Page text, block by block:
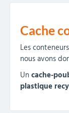
Clous
balises
Armoires
Tables
Poteaux
Structures
Cache
Les
nous avons
Un cache-
plastique